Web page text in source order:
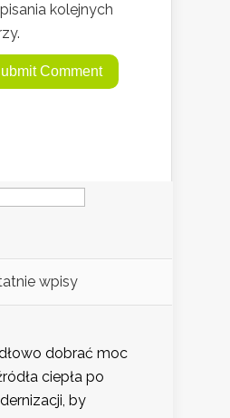
kolejnych
wpisy
dobrać moc
ciepła po
by